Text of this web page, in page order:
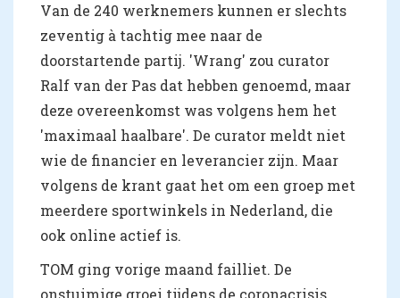
Van de 240 werknemers kunnen er slechts
zeventig à tachtig mee naar de
doorstartende partij. 'Wrang' zou curator
Ralf van der Pas dat hebben genoemd, maar
deze overeenkomst was volgens hem het
'maximaal haalbare'. De curator meldt niet
wie de financier en leverancier zijn. Maar
volgens de krant gaat het om een groep met
meerdere sportwinkels in Nederland, die
ook online actief is.
TOM ging vorige maand failliet. De
onstuimige groei tijdens de coronacrisis